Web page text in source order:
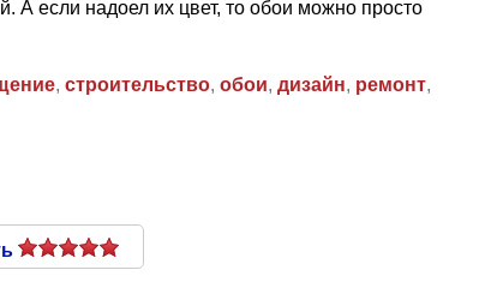
А если надоел их цвет, то обои можно просто
, строительство, обои, дизайн, ремонт,